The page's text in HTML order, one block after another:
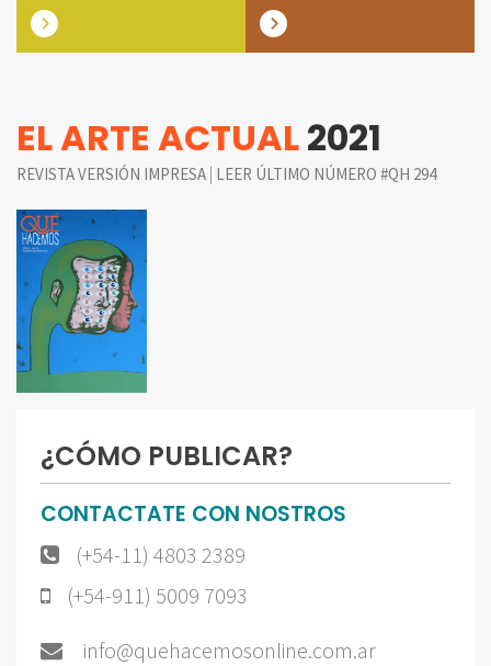
EL ARTE ACTUAL2021
REVISTA VERSIÓN IMPRESA | LEER ÚLTIMO NÚMERO #QH 294
¿CÓMO PUBLICAR?
CONTACTATE CON NOSTROS
(+54-11) 4803 2389
(+54-911) 5009 7093
info@quehacemosonline.com.ar